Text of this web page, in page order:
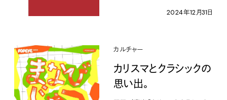
2024年12月31日
カルチャー
カリスマとクラシックの
思い出。